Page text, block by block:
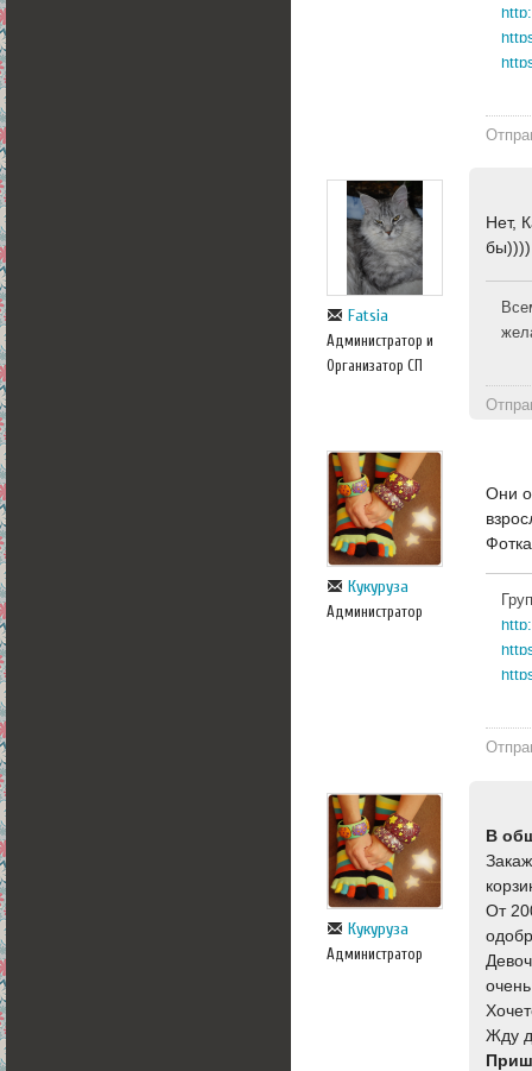
Fatsia
Администратор и
Организатор СП
Нет,
бы))))
Кукуруза
Администратор
Они
Кукуруза
Администратор
В
От
Жду